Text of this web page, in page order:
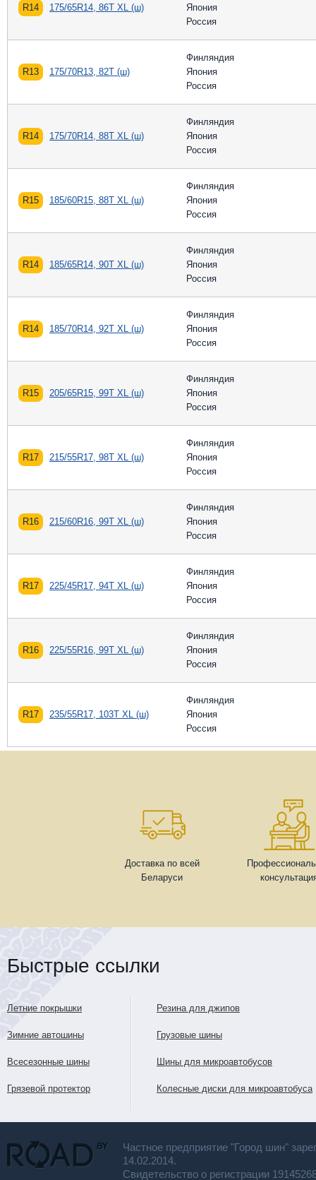
R14 175/65R14, 86T XL (ш)
Япония
Россия
R13 175/70R13, 82T (ш)
Финляндия
Япония
Россия
R14 175/70R14, 88T XL (ш)
Финляндия
Япония
Россия
R15 185/60R15, 88T XL (ш)
Финляндия
Япония
Россия
R14 185/65R14, 90T XL (ш)
Финляндия
Япония
Россия
R14 185/70R14, 92T XL (ш)
Финляндия
Япония
Россия
R15 205/65R15, 99T XL (ш)
Финляндия
Япония
Россия
R17 215/55R17, 98T XL (ш)
Финляндия
Япония
Россия
R16 215/60R16, 99T XL (ш)
Финляндия
Япония
Россия
R17 225/45R17, 94T XL (ш)
Финляндия
Япония
Россия
R16 225/55R16, 99T XL (ш)
Финляндия
Япония
Россия
R17 235/55R17, 103T XL (ш)
Финляндия
Япония
Россия
Доставка по всей
Беларуси
Быстрые ссылки
Летние покрышки
Зимние автошины
Всесезонные шины
Грязевой протектор
Резина для джипов
Грузовые шины
Шины для микроавтобусов
Колесные диски для микроавтобуса
Частное предприятие "Город шин"
14.02.2014.
Свидетельство о регистрации